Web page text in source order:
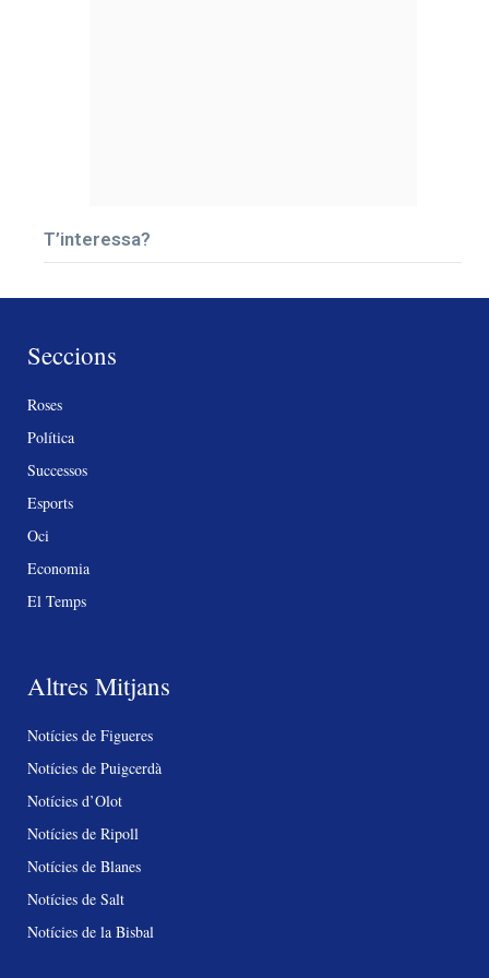
T’interessa?
Seccions
Roses
Política
Successos
Esports
Oci
Economia
El Temps
Altres Mitjans
Notícies de Figueres
Notícies de Puigcerdà
Notícies d’Olot
Notícies de Ripoll
Notícies de Blanes
Notícies de Salt
Notícies de la Bisbal